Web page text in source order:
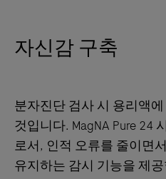
자신감 구축
분자진단 검사 시 용리액
것입니다. MagNA Pure 24
로서, 인적 오류를 줄이면
유지하는 감시 기능을 제